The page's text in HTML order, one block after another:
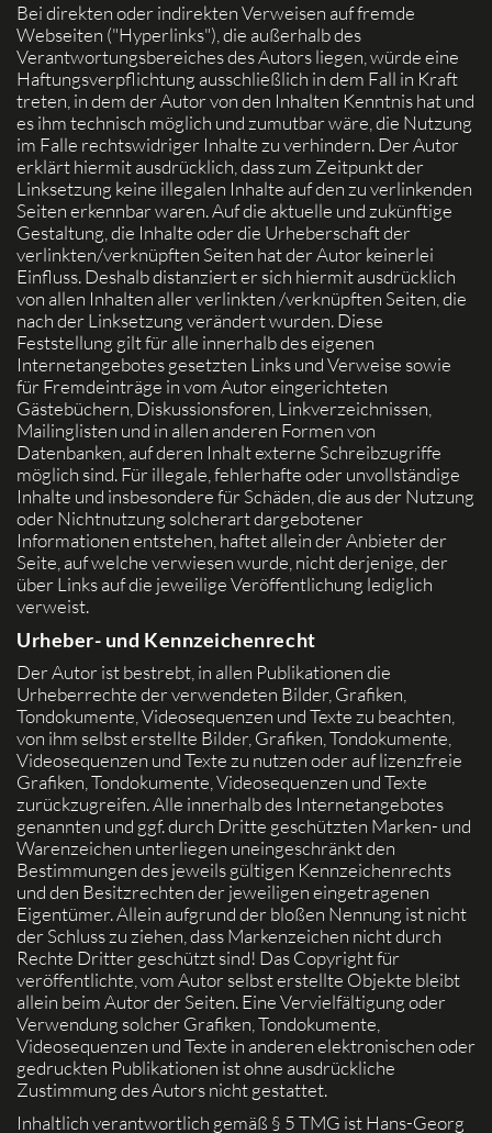
Bei direkten oder indirekten Verweisen auf fremde
Webseiten ("Hyperlinks"), die außerhalb des
Verantwortungsbereiches des Autors liegen, würde eine
Haftungsverpflichtung ausschließlich in dem Fall in Kraft
treten, in dem der Autor von den Inhalten Kenntnis hat und
es ihm technisch möglich und zumutbar wäre, die Nutzung
im Falle rechtswidriger Inhalte zu verhindern. Der Autor
erklärt hiermit ausdrücklich, dass zum Zeitpunkt der
Linksetzung keine illegalen Inhalte auf den zu verlinkenden
Seiten erkennbar waren. Auf die aktuelle und zukünftige
Gestaltung, die Inhalte oder die Urheberschaft der
verlinkten/verknüpften Seiten hat der Autor keinerlei
Einfluss. Deshalb distanziert er sich hiermit ausdrücklich
von allen Inhalten aller verlinkten /verknüpften Seiten, die
nach der Linksetzung verändert wurden. Diese
Feststellung gilt für alle innerhalb des eigenen
Internetangebotes gesetzten Links und Verweise sowie
für Fremdeinträge in vom Autor eingerichteten
Gästebüchern, Diskussionsforen, Linkverzeichnissen,
Mailinglisten und in allen anderen Formen von
Datenbanken, auf deren Inhalt externe Schreibzugriffe
möglich sind. Für illegale, fehlerhafte oder unvollständige
Inhalte und insbesondere für Schäden, die aus der Nutzung
oder Nichtnutzung solcherart dargebotener
Informationen entstehen, haftet allein der Anbieter der
Seite, auf welche verwiesen wurde, nicht derjenige, der
über Links auf die jeweilige Veröffentlichung lediglich
verweist.
Urheber- und Kennzeichenrecht
Der Autor ist bestrebt, in allen Publikationen die
Urheberrechte der verwendeten Bilder, Grafiken,
Tondokumente, Videosequenzen und Texte zu beachten,
von ihm selbst erstellte Bilder, Grafiken, Tondokumente,
Videosequenzen und Texte zu nutzen oder auf lizenzfreie
Grafiken, Tondokumente, Videosequenzen und Texte
zurückzugreifen. Alle innerhalb des Internetangebotes
genannten und ggf. durch Dritte geschützten Marken- und
Warenzeichen unterliegen uneingeschränkt den
Bestimmungen des jeweils gültigen Kennzeichenrechts
und den Besitzrechten der jeweiligen eingetragenen
Eigentümer. Allein aufgrund der bloßen Nennung ist nicht
der Schluss zu ziehen, dass Markenzeichen nicht durch
Rechte Dritter geschützt sind! Das Copyright für
veröffentlichte, vom Autor selbst erstellte Objekte bleibt
allein beim Autor der Seiten. Eine Vervielfältigung oder
Verwendung solcher Grafiken, Tondokumente,
Videosequenzen und Texte in anderen elektronischen oder
gedruckten Publikationen ist ohne ausdrückliche
Zustimmung des Autors nicht gestattet.
Inhaltlich verantwortlich gemäß § 5 TMG ist Hans-Georg